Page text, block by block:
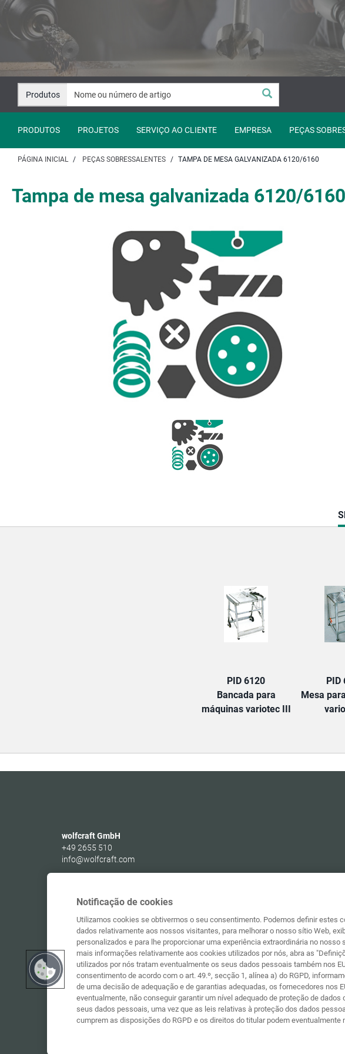
Avançar
Avançar
Produtos
PRODUTOS PROJETOS SERVIÇO AO CLIENTE EMPRESA PEÇAS
PÁGINA INICIAL PEÇAS SOBRESSALENTES TAMPA DE MESA GALVANIZADA 6120/6160
Tampa de mesa galvanizada 6120/6160
PID 6120
Bancada para
máquinas variotec III
PID
Mesa
wolfcraft GmbH
+49 2655 510
info@wolfcraft.com
Germany
Notificação de cookies
Utilizamos cookies se obtivermos o seu consentimento. Podemos definir estes
dados relativamente aos nossos visitantes, para melhorar o nosso sítio Web,
personalizados e para lhe proporcionar uma experiência extraordinária no nosso
mais informações relativamente aos cookies utilizados por nós, abra as
utilizados por nós tratam eventualmente os seus dados pessoais também nos
consentimento de acordo com o art. 49.º, secção 1, alínea a) do RGPD,
de uma decisão de adequação e de garantias adequadas, os fornecedores nos
eventualmente, não conseguir garantir um nível adequado de proteção de dados
seus dados pessoais, uma vez que as leis relativas à proteção dos dados
cumprem as disposições do RGPD e os direitos do titular podem eventualmente